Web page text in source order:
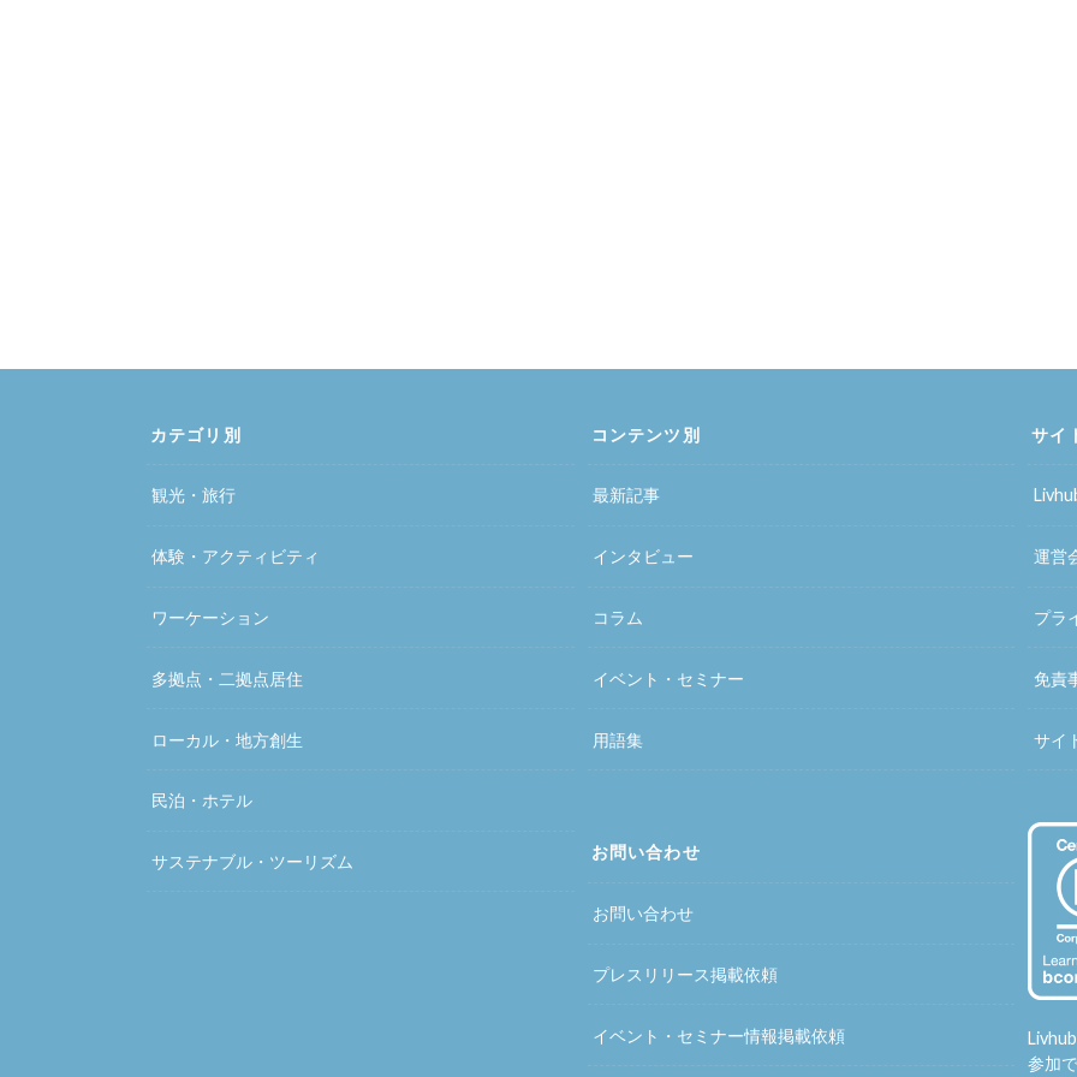
カテゴリ別
観光・旅行
体験・アクティビティ
ワーケーション
多拠点・二拠点居住
ローカル・地方創生
民泊・ホテル
サステナブル・ツーリズム
コンテンツ別
最新記事
インタビュー
コラム
イベント・セミナー
用語集
お問い合わせ
お問い合わせ
プレスリリース掲載依頼
イベント・セミナー情報掲載依頼
サイ
運営
プラ
免責
サイ
参加